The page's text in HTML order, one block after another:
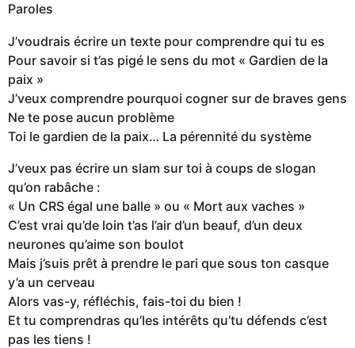
Paroles
J’voudrais écrire un texte pour comprendre qui tu es
Pour savoir si t’as pigé le sens du mot « Gardien de la
paix »
J’veux comprendre pourquoi cogner sur de braves gens
Ne te pose aucun problème
Toi le gardien de la paix… La pérennité du système
J’veux pas écrire un slam sur toi à coups de slogan
qu’on rabâche :
« Un CRS égal une balle » ou « Mort aux vaches »
C’est vrai qu’de loin t’as l’air d’un beauf, d’un deux
neurones qu’aime son boulot
Mais j’suis prêt à prendre le pari que sous ton casque
y’a un cerveau
Alors vas-y, réfléchis, fais-toi du bien !
Et tu comprendras qu’les intérêts qu’tu défends c’est
pas les tiens !